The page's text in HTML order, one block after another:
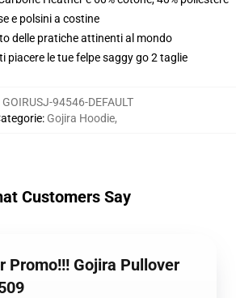
e polsini a costine
delle pratiche attinenti al mondo
piacere le tue felpe saggy go 2 taglie
GOIRUSJ-94546-DEFAULT
: Gojira Hoodie,
Customers Say
Promo!!! Gojira Pullover